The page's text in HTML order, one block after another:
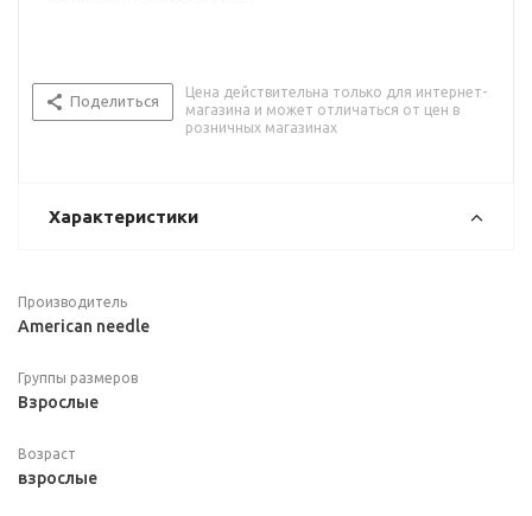
Поделиться
Цена действительна только для интернет-
магазина и может отличаться от цен в
розничных магазинах
Характеристики
Производитель
American needle
Группы размеров
Взрослые
Возраст
взрослые